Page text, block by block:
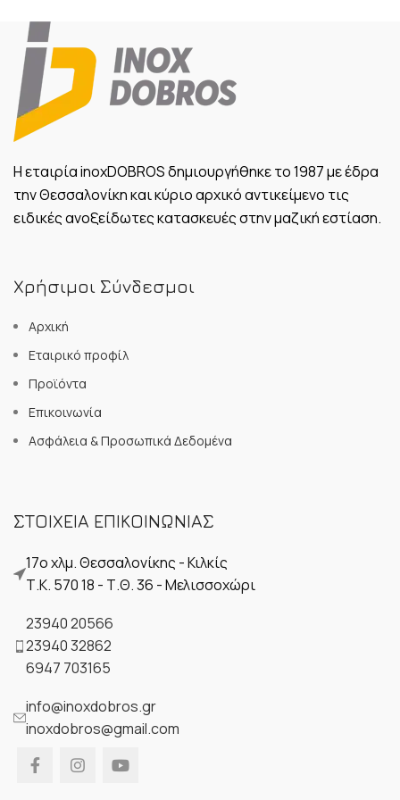
Η εταιρία inoxDOBROS δημιουργήθηκε το 1987 με έδρα
την Θεσσαλονίκη και κύριο αρχικό αντικείμενο τις
ειδικές ανοξείδωτες κατασκευές στην μαζική εστίαση.
Χρήσιμοι Σύνδεσμοι
Αρχική
Εταιρικό προφίλ
Προϊόντα
Επικοινωνία
Ασφάλεια & Προσωπικά Δεδομένα
ΣΤΟΙΧΕΙΑ ΕΠΙΚΟΙΝΩΝΙΑΣ
17ο χλμ. Θεσσαλονίκης - Κιλκίς
Τ.Κ. 570 18 - Τ.Θ. 36 - Μελισσοχώρι
23940 20566
23940 32862
6947 703165
info@inoxdobros.gr
inoxdobros@gmail.com